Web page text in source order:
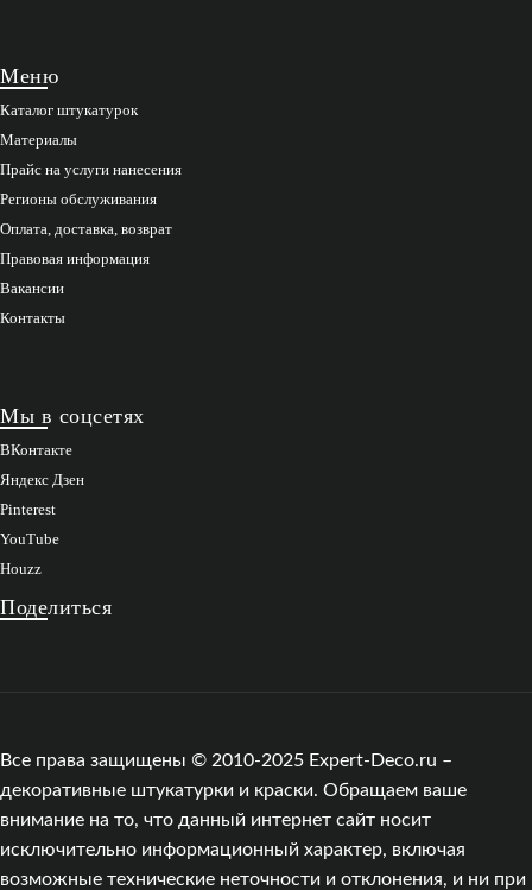
Меню
Каталог штукатурок
Материалы
Прайс на услуги нанесения
Регионы обслуживания
Оплата, доставка, возврат
Правовая информация
Вакансии
Контакты
Мы в соцсетях
ВКонтакте
Яндекс Дзен
Pinterest
YouTube
Houzz
Поделиться
Все права защищены © 2010-2025 Expert-Deco.ru –
декоративные штукатурки и краски. Обращаем ваше
внимание на то, что данный интернет сайт носит
исключительно информационный характер, включая
возможные технические неточности и отклонения, и ни при